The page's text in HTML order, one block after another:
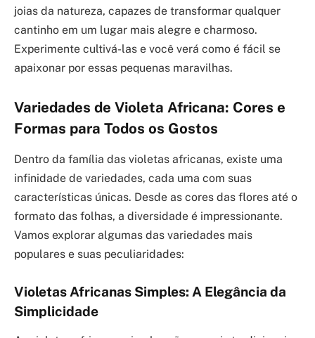
joias da natureza, capazes de transformar qualquer
cantinho em um lugar mais alegre e charmoso.
Experimente cultivá-las e você verá como é fácil se
apaixonar por essas pequenas maravilhas.
Variedades de Violeta Africana: Cores e
Formas para Todos os Gostos
Dentro da família das violetas africanas, existe uma
infinidade de variedades, cada uma com suas
características únicas. Desde as cores das flores até o
formato das folhas, a diversidade é impressionante.
Vamos explorar algumas das variedades mais
populares e suas peculiaridades:
Violetas Africanas Simples: A Elegância da
Simplicidade